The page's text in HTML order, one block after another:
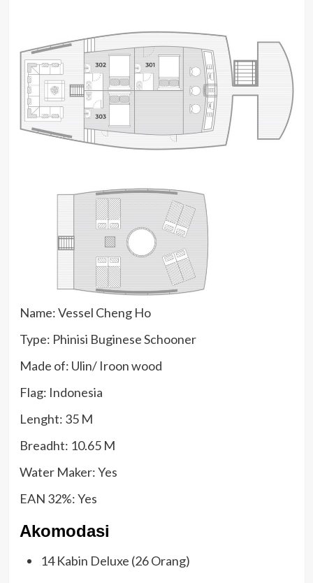
Name: Vessel Cheng Ho
Type: Phinisi Buginese Schooner
Made of: Ulin/ Iroon wood
Flag: Indonesia
Lenght: 35 M
Breadht: 10.65 M
Water Maker: Yes
EAN 32%: Yes
Akomodasi
14 Kabin Deluxe (26 Orang)